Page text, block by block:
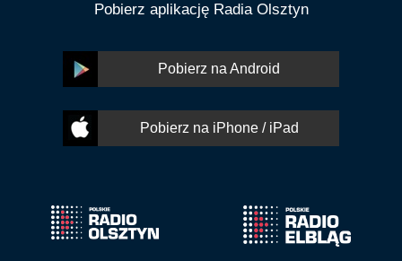
Pobierz aplikację Radia Olsztyn
Pobierz na Android
Pobierz na iPhone / iPad